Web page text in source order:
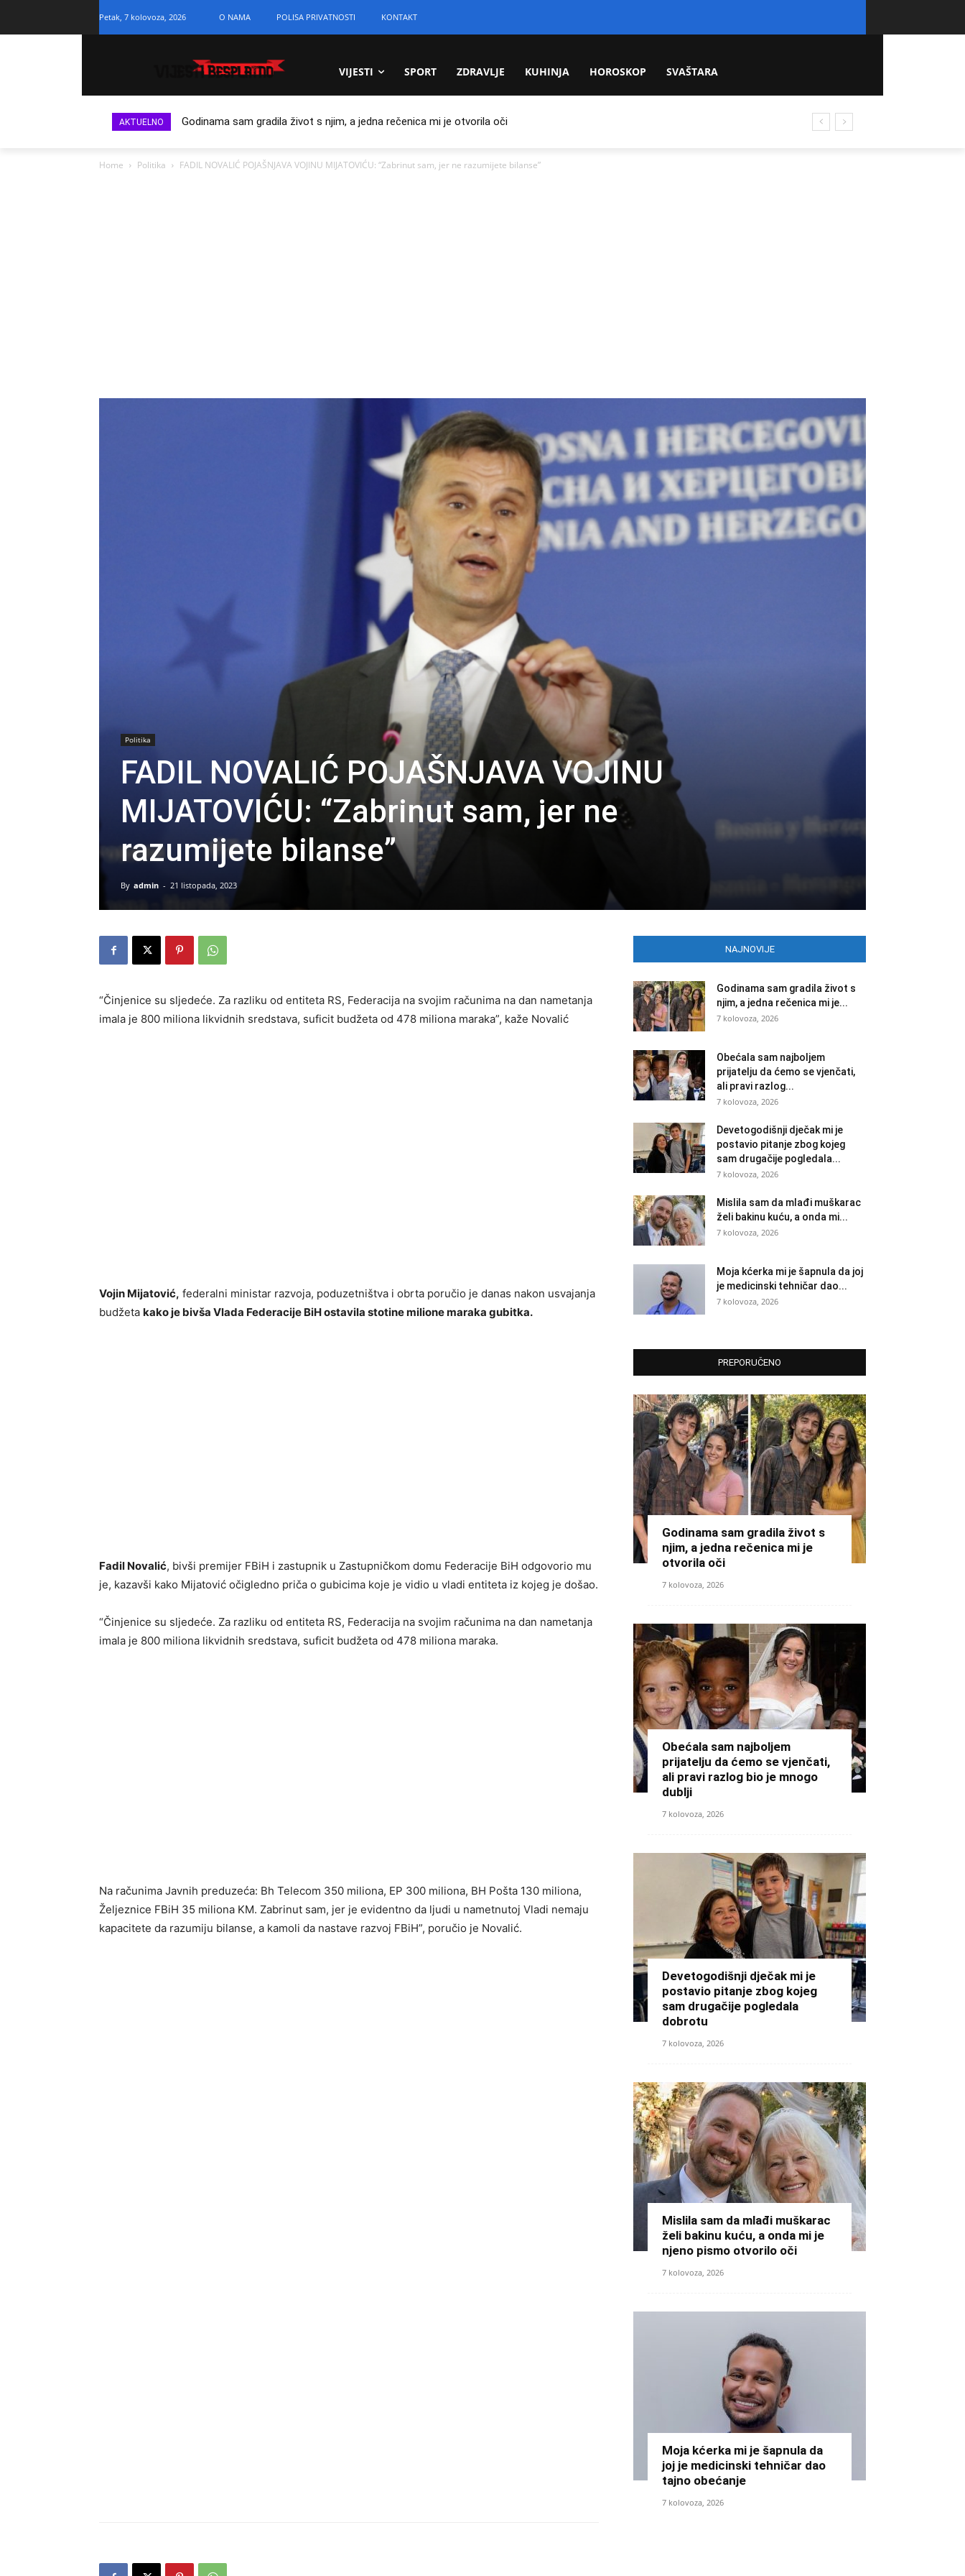
Petak, 7 kolovoza, 2026 O NAMA POLISA PRIVATNOSTI KONTAKT
VIJESTI SPORT ZDRAVLJE KUHINJA HOROSKOP SVAŠTARA
AKTUELNO Godinama sam gradila život s njim, a jedna rečenica mi je otvorila oči
Home Politika FADIL NOVALIĆ POJAŠNJAVA VOJINU MIJATOVIĆU: “Zabrinut sam, jer ne razumijete bilanse”
Politika
FADIL NOVALIĆ POJAŠNJAVA VOJINU
MIJATOVIĆU: “Zabrinut sam, jer ne
razumijete bilanse”
By admin - 21 listopada, 2023
“Činjenice su sljedeće. Za razliku od entiteta RS, Federacija na svojim računima na dan nametanja
imala je 800 miliona likvidnih sredstava, suficit budžeta od 478 miliona maraka”, kaže Novalić
Vojin Mijatović, federalni ministar razvoja, poduzetništva i obrta poručio je danas nakon usvajanja
budžeta kako je bivša Vlada Federacije BiH ostavila stotine milione maraka gubitka.
Fadil Novalić, bivši premijer FBiH i zastupnik u Zastupničkom domu Federacije BiH odgovorio mu
je, kazavši kako Mijatović očigledno priča o gubicima koje je vidio u vladi entiteta iz kojeg je došao.
“Činjenice su sljedeće. Za razliku od entiteta RS, Federacija na svojim računima na dan nametanja
imala je 800 miliona likvidnih sredstava, suficit budžeta od 478 miliona maraka.
Na računima Javnih preduzeća: Bh Telecom 350 miliona, EP 300 miliona, BH Pošta 130 miliona,
Željeznice FBiH 35 miliona KM. Zabrinut sam, jer je evidentno da ljudi u nametnutoj Vladi nemaju
kapacitete da razumiju bilanse, a kamoli da nastave razvoj FBiH”, poručio je Novalić.
NAJNOVIJE
Godinama sam gradila život s
njim, a jedna rečenica mi je...
7 kolovoza, 2026
Obećala sam najboljem
prijatelju da ćemo se vjenčati,
ali pravi razlog...
7 kolovoza, 2026
Devetogodišnji dječak mi je
postavio pitanje zbog kojeg
sam drugačije pogledala...
7 kolovoza, 2026
Mislila sam da mlađi muškarac
želi bakinu kuću, a onda mi...
7 kolovoza, 2026
Moja kćerka mi je šapnula da joj
je medicinski tehničar dao...
7 kolovoza, 2026
PREPORUČENO
Godinama sam gradila život s
njim, a jedna rečenica mi je
otvorila oči
7 kolovoza, 2026
Obećala sam najboljem
prijatelju da ćemo se vjenčati,
ali pravi razlog bio je mnogo
dublji
7 kolovoza, 2026
Devetogodišnji dječak mi je
postavio pitanje zbog kojeg
sam drugačije pogledala
dobrotu
7 kolovoza, 2026
Mislila sam da mlađi muškarac
želi bakinu kuću, a onda mi je
njeno pismo otvorilo oči
7 kolovoza, 2026
Moja kćerka mi je šapnula da
joj je medicinski tehničar dao
tajno obećanje
7 kolovoza, 2026